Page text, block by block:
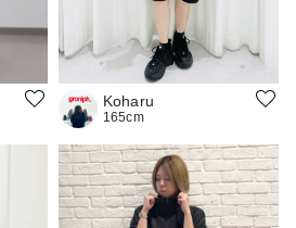
Koharu
165cm